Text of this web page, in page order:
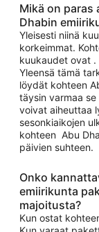
Mikä on paras
Dhabin
Yleisesti niinä
korkeimmat.
kuukaudet ovat .
Yleensä tämä
löydät kohteen
täysin varmaa
voivat aiheuttaa
sesonkiaikojen
kohteen Abu
päivien suhteen.
Onko
emiirikunta
majoitusta?
Kun ostat